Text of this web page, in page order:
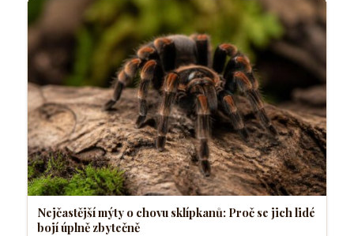
Nejčastější mýty o chovu sklípkanů: Proč se jich lidé
bojí úplně zbytečně